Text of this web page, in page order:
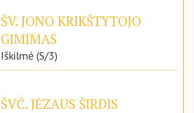
ŠV. JONO KRIKŠTYTOJO
GIMIMAS
Iškilmė (S/3)
ŠVČ. JĖZAUS ŠIRDIS